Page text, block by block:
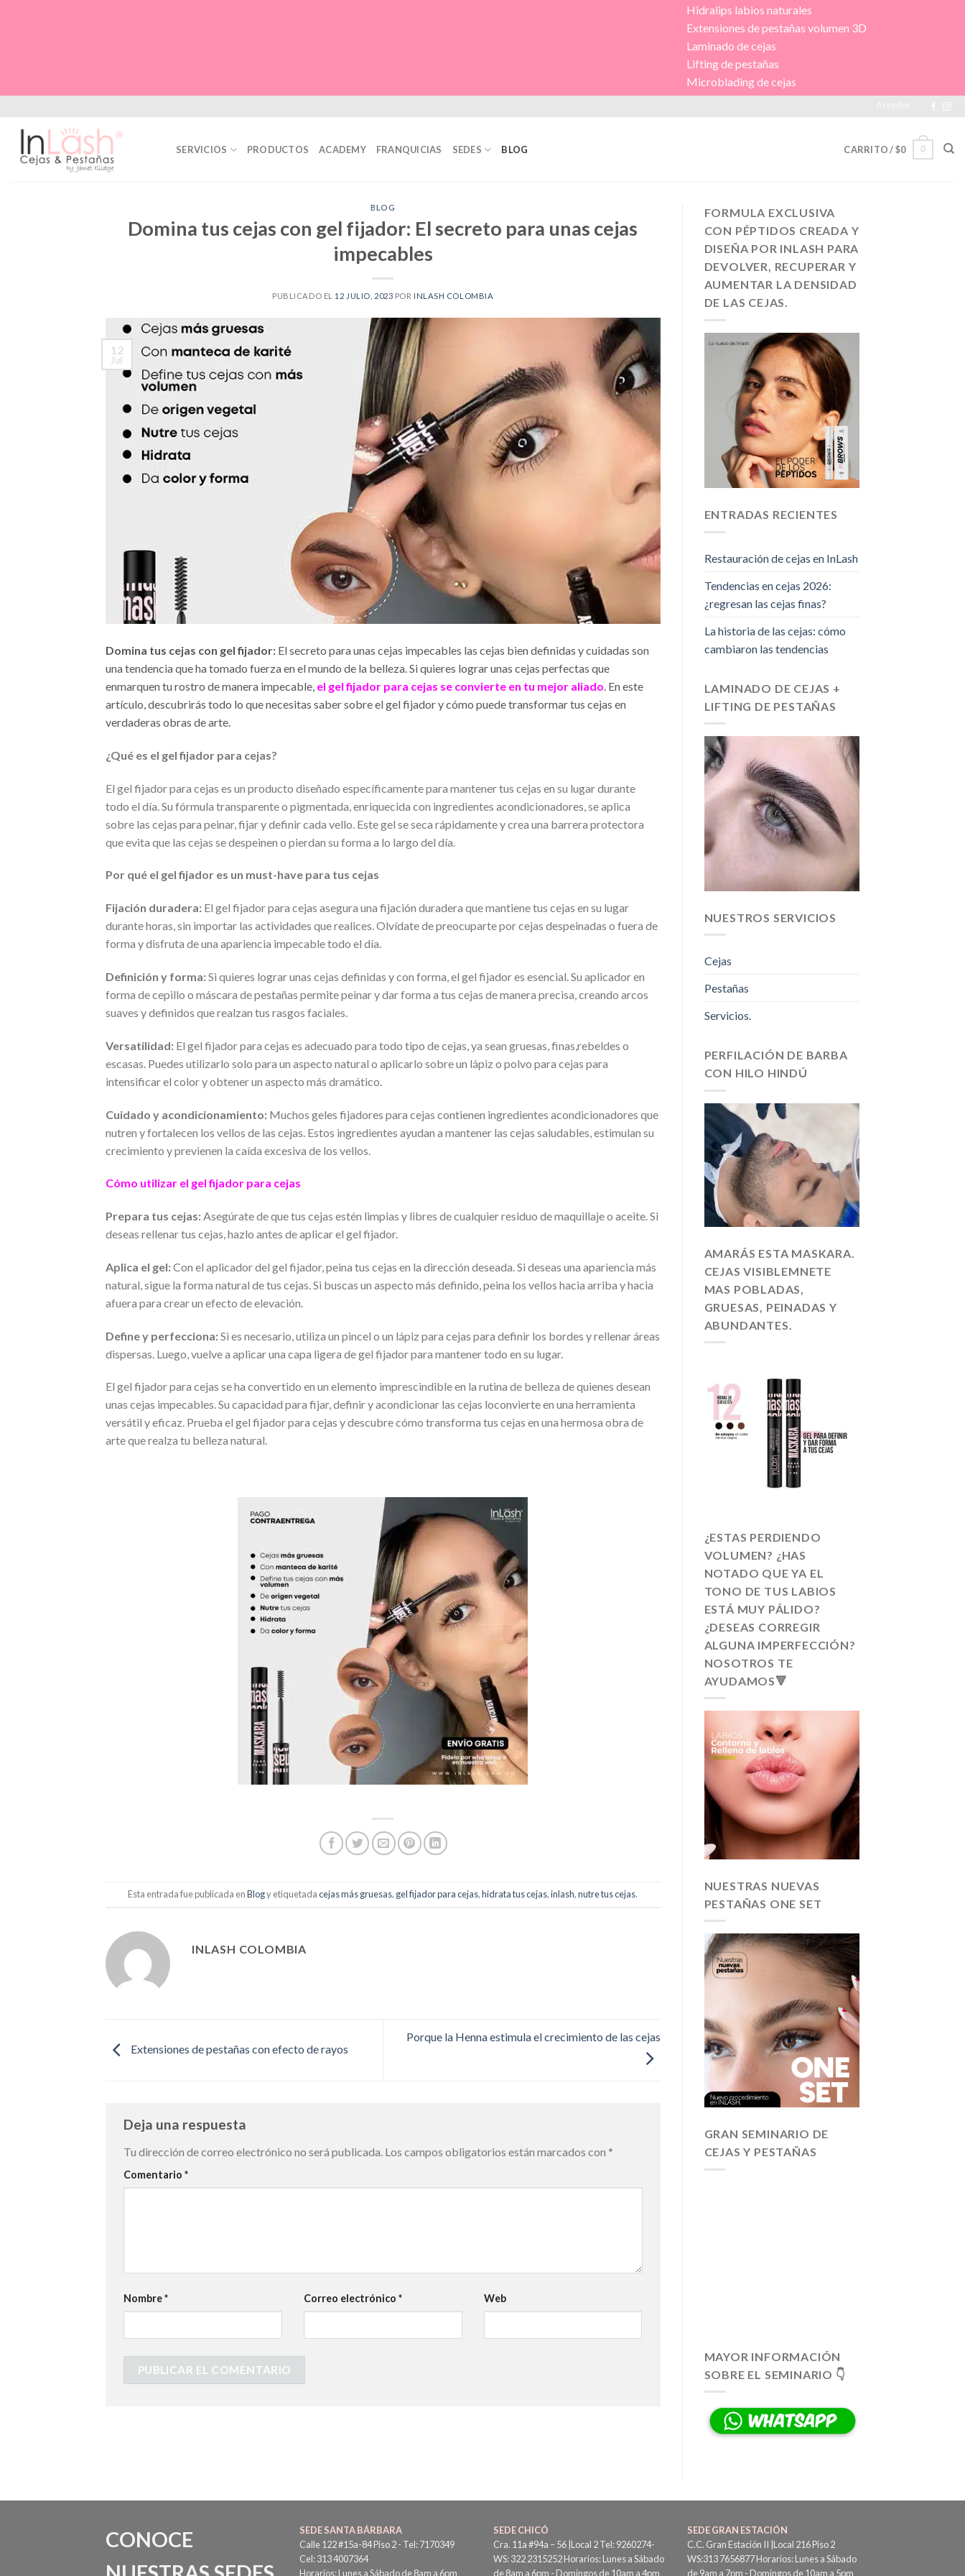
Hidralips labios naturales
Extensiones de pestañas volumen 3D
Laminado de cejas
Lifting de pestañas
Microblading de cejas
content
SERVICIOS PRODUCTOS ACADEMY FRANQUICIAS SEDES BLOG CARRITO /$0 0
BLOG
Domina tus cejas con gel fijador: El secreto para unas cejas
impecables
PUBLICADO EL 12 JULIO, 2023 POR INLASH COLOMBIA
12
Jul
Domina tus cejas con gel fijador: El secreto para unas cejas impecables las cejas bien definidas y cuidadas son
una tendencia que ha tomado fuerza en el mundo de la belleza. Si quieres lograr unas cejas perfectas que
enmarquen tu rostro de manera impecable, el gel fijador para cejas se convierte en tu mejor aliado. En este
artículo, descubrirás todo lo que necesitas saber sobre el gel fijador y cómo puede transformar tus cejas en
verdaderas obras de arte.
¿Qué es el gel fijador para cejas?
El gel fijador para cejas es un producto diseñado específicamente para mantener tus cejas en su lugar durante
todo el día. Su fórmula transparente o pigmentada, enriquecida con ingredientes acondicionadores, se aplica
sobre las cejas para peinar, fijar y definir cada vello. Este gel se seca rápidamente y crea una barrera protectora
que evita que las cejas se despeinen o pierdan su forma a lo largo del día.
Por qué el gel fijador es un must-have para tus cejas
Fijación duradera: El gel fijador para cejas asegura una fijación duradera que mantiene tus cejas en su lugar
durante horas, sin importar las actividades que realices. Olvídate de preocuparte por cejas despeinadas o fuera de
forma y disfruta de una apariencia impecable todo el día.
Definición y forma:Si quieres lograr unas cejas definidas y con forma, el gel fijador es esencial. Su aplicador en
forma de cepillo o máscara de pestañas permite peinar y dar forma a tus cejas de manera precisa, creando arcos
suaves y definidos que realzan tus rasgos faciales.
Versatilidad: El gel fijador para cejas es adecuado para todo tipo de cejas, ya sean gruesas, finas,rebeldes o
escasas. Puedes utilizarlo solo para un aspecto natural o aplicarlo sobre un lápiz o polvo para cejas para
intensificar el color y obtener un aspecto más dramático.
Cuidado y acondicionamiento: Muchos geles fijadores para cejas contienen ingredientes acondicionadores que
nutren y fortalecen los vellos de las cejas. Estos ingredientes ayudan a mantener las cejas saludables, estimulan su
crecimiento y previenen la caída excesiva de los vellos.
Cómo utilizar el gel fijador para cejas
Prepara tus cejas:Asegúrate de que tus cejas estén limpias y libres de cualquier residuo de maquillaje o aceite. Si
deseas rellenar tus cejas, hazlo antes de aplicar el gel fijador.
Aplica el gel:Con el aplicador del gel fijador, peina tus cejas en la dirección deseada. Si deseas una apariencia más
natural, sigue la forma natural de tus cejas. Si buscas un aspecto más definido, peina los vellos hacia arriba y hacia
afuera para crear un efecto de elevación.
Define y perfecciona:Si es necesario, utiliza un pincel o un lápiz para cejas para definir los bordes y rellenar áreas
dispersas. Luego, vuelve a aplicar una capa ligera de gel fijador para mantener todo en su lugar.
El gel fijador para cejas se ha convertido en un elemento imprescindible en la rutina de belleza de quienes desean
unas cejas impecables. Su capacidad para fijar, definir y acondicionar las cejas loconvierte en una herramienta
versátil y eficaz. Prueba el gel fijador para cejas y descubre cómo transforma tus cejas en una hermosa obra de
arte que realza tu belleza natural.
Esta entrada fue publicada enBlogy etiquetadacejas más gruesas, gel fijador para cejas,hidrata tus cejas,inlash,nutre tus cejas.
INLASH COLOMBIA
Extensiones de pestañas con efecto de rayos
Porque la Henna estimula el crecimiento de las cejas
Deja una respuesta
Tu dirección de correo electrónico no será publicada. Los campos obligatorios están marcados con *
Comentario *
Nombre* Correo electrónico * Web
FORMULA EXCLUSIVA
CON PÉPTIDOS CREADA Y
DISEÑA POR INLASH PARA
DEVOLVER, RECUPERAR Y
AUMENTAR LA DENSIDAD
DE LAS CEJAS.
ENTRADAS RECIENTES
Restauración de cejas en InLash
Tendencias en cejas 2026:
¿regresan las cejas finas?
La historia de las cejas: cómo
cambiaron las tendencias
LAMINADO DE CEJAS +
LIFTING DE PESTAÑAS
NUESTROS SERVICIOS
Cejas
Pestañas
Servicios.
PERFILACIÓN DE BARBA
CON HILO HINDÚ
AMARÁS ESTA MASKARA.
CEJAS VISIBLEMNETE
MAS POBLADAS,
GRUESAS, PEINADAS Y
ABUNDANTES.
¿ESTAS PERDIENDO
VOLUMEN? ¿HAS
NOTADO QUE YA EL
TONO DE TUS LABIOS
ESTÁ MUY PÁLIDO?
¿DESEAS CORREGIR
ALGUNA IMPERFECCIÓN?
NOSOTROS TE
AYUDAMOS🔻
NUESTRAS NUEVAS
PESTAÑAS ONE SET
GRAN SEMINARIO DE
CEJAS Y PESTAÑAS
MAYOR INFORMACIÓN
SOBRE EL SEMINARIO 👇
CONOCE
SEDE SANTA BÁRBARA
Calle 122 #15a-84 Piso 2 - Tel: 7170349
Cel: 313 4007364
Horarios: Lunes a Sábado de 8am a 6pm
SEDE CHICÓ
Cra. 11a #94a – 56 |Local 2 Tel: 9260274-
WS: 322 2315252 Horarios: Lunes a Sábado
de 8am a 6pm - Domingos de 10am a 4pm
SEDE GRAN ESTACIÓN
C.C. Gran Estación II |Local 216 Piso 2
WS:313 7656877 Horarios: Lunes a Sábado
de 9am a 7pm - Domingos de 10am a 5pm